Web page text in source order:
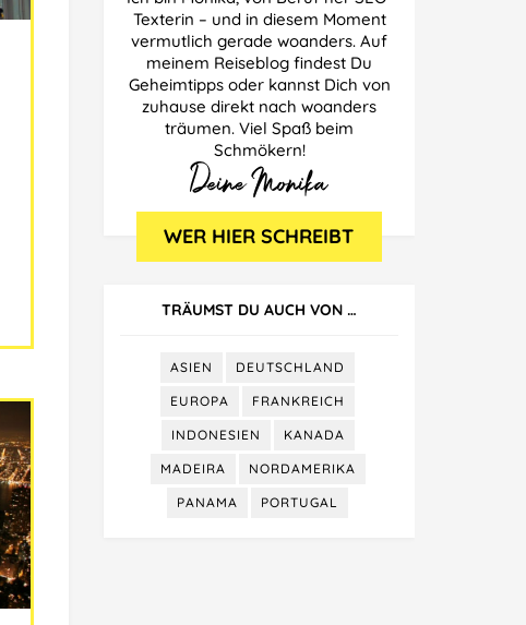
Texterin – und in diesem Moment
vermutlich gerade woanders. Auf
meinem Reiseblog findest Du
Geheimtipps oder kannst Dich von
zuhause direkt nach woanders
träumen. Viel Spaß beim
Schmökern!
TRÄUMST DU AUCH VON …
ASIEN DEUTSCHLAND
EUROPA FRANKREICH
INDONESIEN KANADA
MADEIRA NORDAMERIKA
PANAMA PORTUGAL